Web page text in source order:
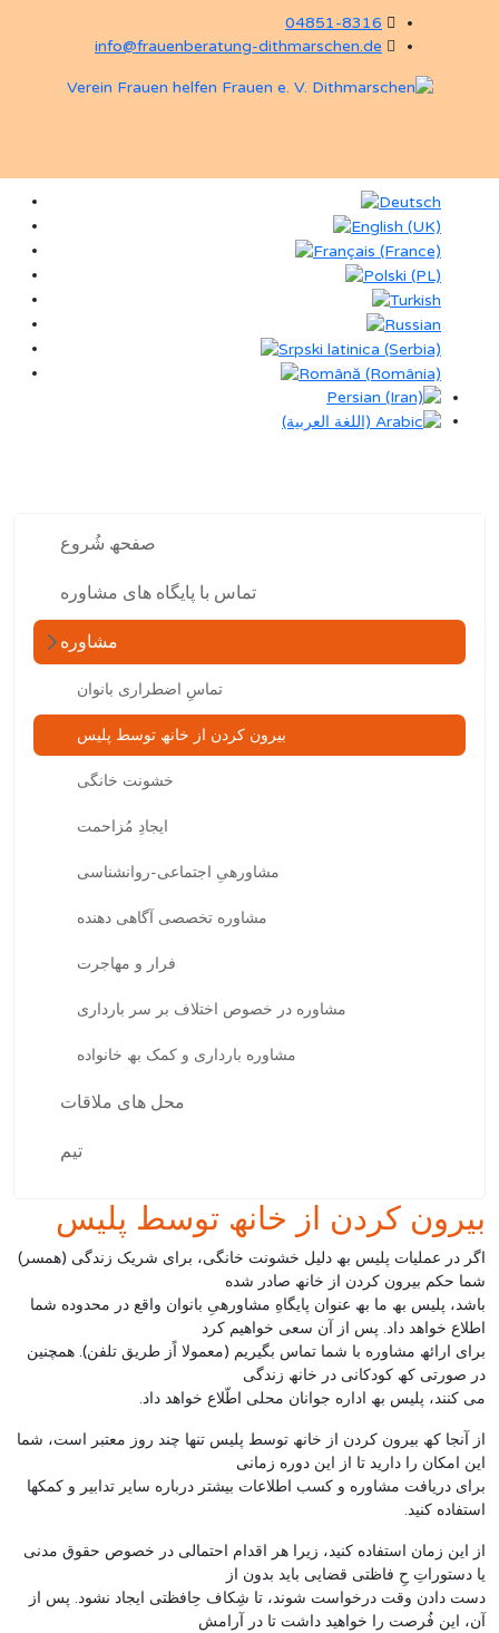
04851-8316
info@frauenberatung-dithmarschen.de
صفحھ شُروع
تماس با پایگاه ھای مشاوره
مشاوره
تماسِ اضطراری بانوان
بیرون کردن از خانھ توسط پلیس
خشونت خانگی
ایجادِ مُزاحمت
مشاورهیِ اجتماعی-روانشناسی
مشاوره تخصصی آگاھی دھنده
فرار و مھاجرت
مشاوره در خصوص اختلاف بر سر بارداری
مشاوره بارداری و کمک بھ خانواده
محل ھای ملاقات
تیم
بیرون کردن از خانھ توسط پلیس
اگر در عملیات پلیس بھ دلیل خشونت خانگی، برای شریک زندگی (ھمسر)
شما حکم بیرون کردن از خانھ صادر شده
باشد، پلیس بھ ما بھ عنوان پایگاهِ مشاورهیِ بانوان واقع در محدوده شما
اطلاع خواھد داد. پس از آن سعی خواھیم کرد
برای ارائھ مشاوره با شما تماس بگیریم (معمولا اًز طریق تلفن). ھمچنین
در صورتی کھ کودکانی در خانھ زندگی
می کنند، پلیس بھ اداره جوانان محلی اطّلاع خواھد داد.
از آنجا کھ بیرون کردن از خانھ توسط پلیس تنھا چند روز معتبر است، شما
این امکان را دارید تا از این دوره زمانی
برای دریافت مشاوره و کسب اطلاعات بیشتر درباره سایر تدابیر و کمکھا
استفاده کنید.
از این زمان استفاده کنید، زیرا ھر اقدام احتمالی در خصوص حقوق مدنی
یا دستوراتِ حِ فاظتی قضایی باید بدون از
دست دادن وقت درخواست شوند، تا شِکاف حِافظتی ایجاد نشود. پس از
آن، این فُرصت را خواھید داشت تا در آرامش